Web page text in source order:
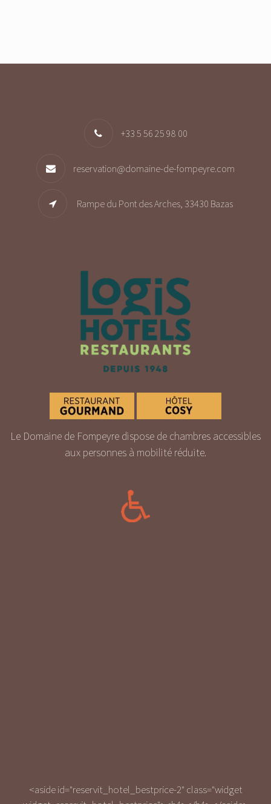
+33 5 56 25 98 00
reservation@domaine-de-fompeyre.com
Rampe du Pont des Arches, 33430 Bazas
Le Domaine de Fompeyre dispose de chambres accessibles
aux personnes à mobilité réduite.
<aside id="reservit_hotel_bestprice-2" class="widget